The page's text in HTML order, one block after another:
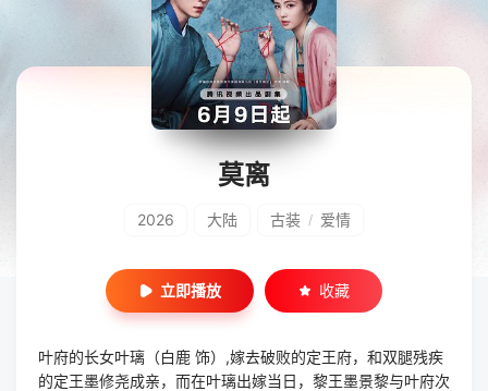
暂无观看影片的记录
莫离
2026 大陆 古装 / 爱情
立即播放 收藏
叶府的长女叶璃（白鹿 饰）,嫁去破败的定王府，和双腿残疾
的定王墨修尧成亲，而在叶璃出嫁当日，黎王墨景黎与叶府次